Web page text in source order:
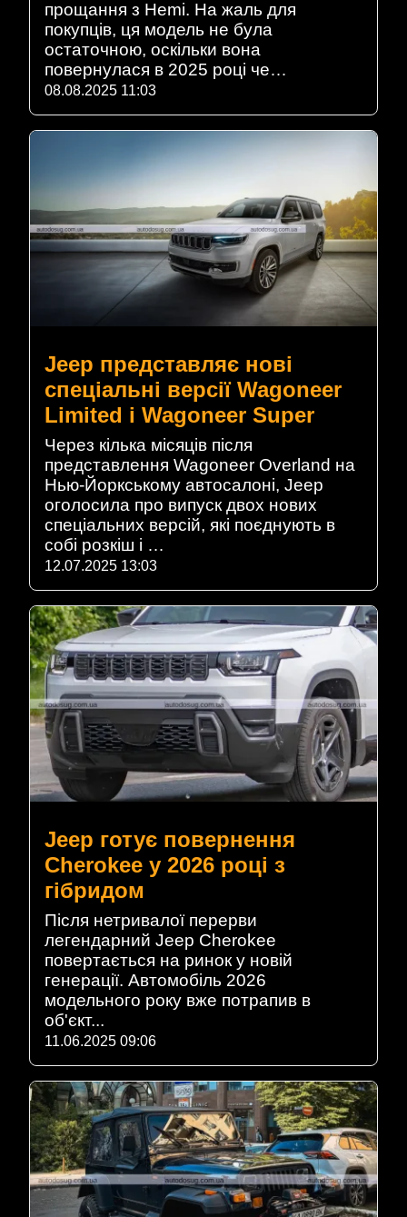
прощання з Hemi. На жаль для
покупців, ця модель не була
остаточною, оскільки вона
повернулася в 2025 році че…
08.08.2025 11:03
Jeep представляє нові
спеціальні версії Wagoneer
Limited і Wagoneer Super
Через кілька місяців після
представлення Wagoneer Overland на
Нью-Йоркському автосалоні, Jeep
оголосила про випуск двох нових
спеціальних версій, які поєднують в
собі розкіш і …
12.07.2025 13:03
Jeep готує повернення
Cherokee у 2026 році з
гібридом
Після нетривалої перерви
легендарний Jeep Cherokee
повертається на ринок у новій
генерації. Автомобіль 2026
модельного року вже потрапив в
об'єкт...
11.06.2025 09:06